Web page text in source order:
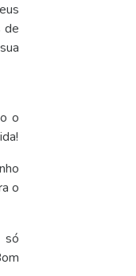
de
o
o
só